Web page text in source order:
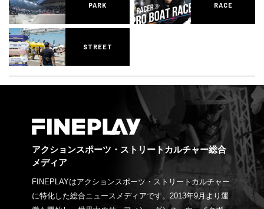
PARK RACE
STREET
アクションスポーツ・ストリートカルチャー総合
メディア
FINEPLAYはアクションスポーツ・ストリートカルチャー
に特化した総合ニュースメディアです。2013年9月より運